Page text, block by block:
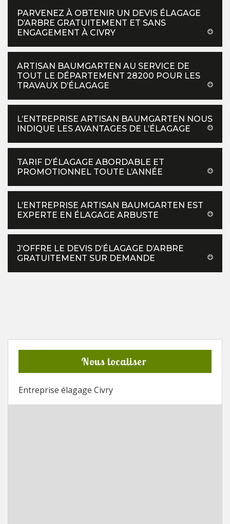
PARVENEZ À OBTENIR UN DEVIS ÉLAGAGE
D’ARBRE GRATUITEMENT ET SANS
ENGAGEMENT À CIVRY
ARTISAN BAUMGARTEN AU SERVICE DE
TOUT LE DÉPARTEMENT 28200 POUR LES
TRAVAUX D’ÉLAGAGE
L’ENTREPRISE ARTISAN BAUMGARTEN NOUS
INDIQUE LES AVANTAGES DE L’ÉLAGAGE
TARIF D’ÉLAGAGE ABORDABLE ET
PROMOTIONNEL TOUTE L’ANNÉE
L’ENTREPRISE ARTISAN BAUMGARTEN EST
EXPERTE EN ÉLAGAGE ARBUSTE
J’OFFRE LE DEVIS D’ÉLAGAGE D’ARBRE
GRATUITEMENT SUR DEMANDE
Nous localiser
Entreprise élagage Civry